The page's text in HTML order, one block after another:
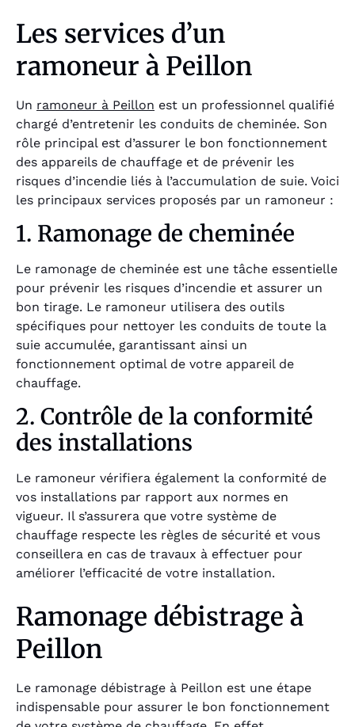
Les services d’un
ramoneur à Peillon
Un ramoneur à Peillon est un professionnel qualifié
chargé d’entretenir les conduits de cheminée. Son
rôle principal est d’assurer le bon fonctionnement
des appareils de chauffage et de prévenir les
risques d’incendie liés à l’accumulation de suie. Voici
les principaux services proposés par un ramoneur :
1. Ramonage de cheminée
Le ramonage de cheminée est une tâche essentielle
pour prévenir les risques d’incendie et assurer un
bon tirage. Le ramoneur utilisera des outils
spécifiques pour nettoyer les conduits de toute la
suie accumulée, garantissant ainsi un
fonctionnement optimal de votre appareil de
chauffage.
2. Contrôle de la conformité
des installations
Le ramoneur vérifiera également la conformité de
vos installations par rapport aux normes en
vigueur. Il s’assurera que votre système de
chauffage respecte les règles de sécurité et vous
conseillera en cas de travaux à effectuer pour
améliorer l’efficacité de votre installation.
Ramonage débistrage à
Peillon
Le ramonage débistrage à Peillon est une étape
indispensable pour assurer le bon fonctionnement